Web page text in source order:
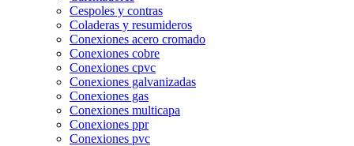
Cespoles y contras
Coladeras y resumideros
Conexiones acero cromado
Conexiones cobre
Conexiones cpvc
Conexiones galvanizadas
Conexiones gas
Conexiones multicapa
Conexiones ppr
Conexiones pvc